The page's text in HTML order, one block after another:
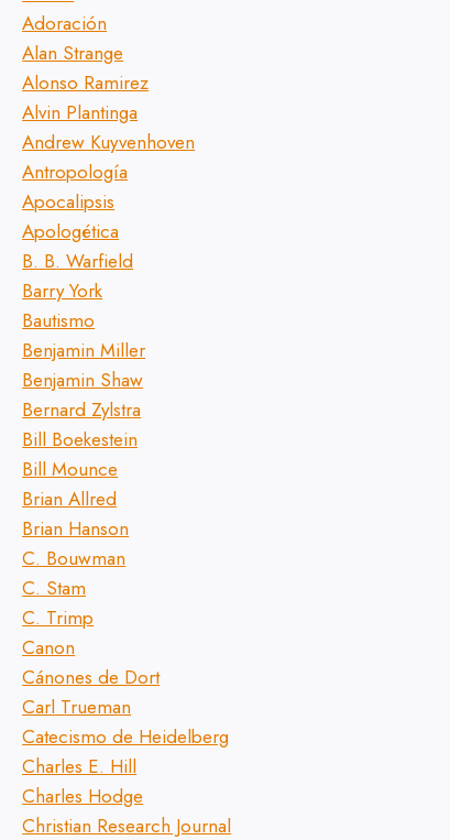
Adoración
Alan Strange
Alonso Ramirez
Alvin Plantinga
Andrew Kuyvenhoven
Antropología
Apocalipsis
Apologética
B. B. Warfield
Barry York
Bautismo
Benjamin Miller
Benjamin Shaw
Bernard Zylstra
Bill Boekestein
Bill Mounce
Brian Allred
Brian Hanson
C. Bouwman
C. Stam
C. Trimp
Canon
Cánones de Dort
Carl Trueman
Catecismo de Heidelberg
Charles E. Hill
Charles Hodge
Christian Research Journal